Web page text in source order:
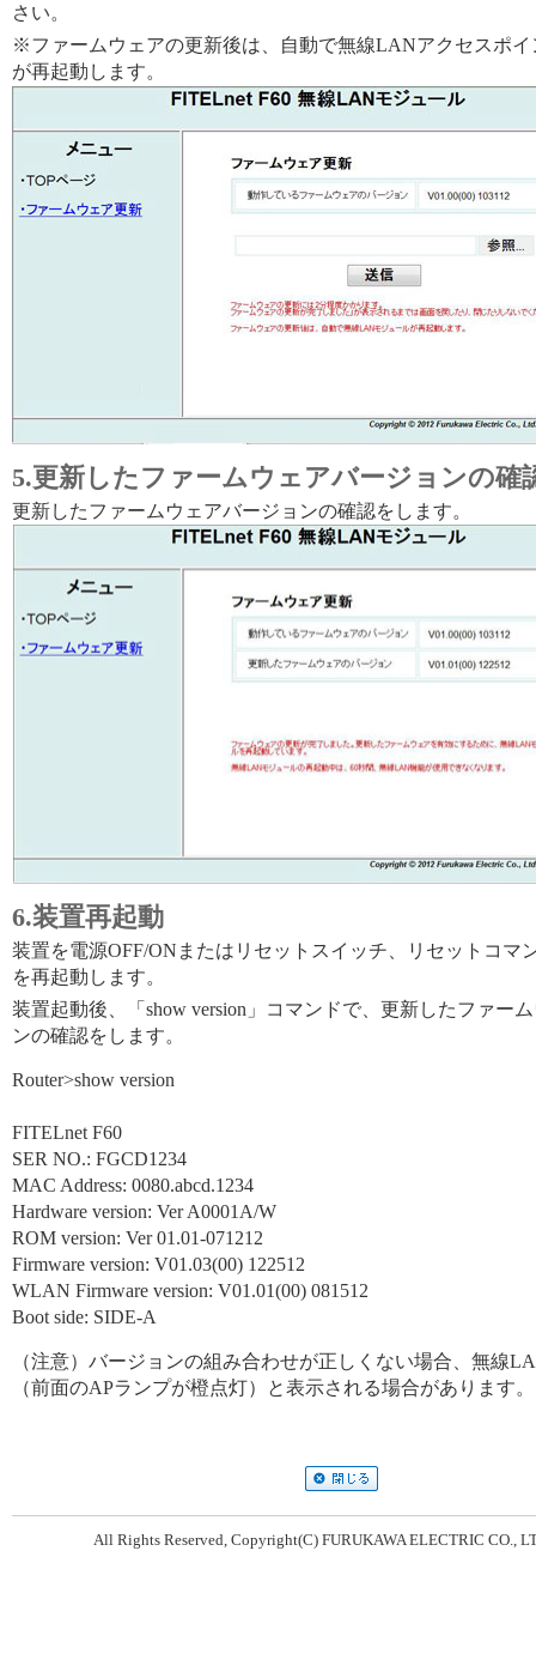
さい。
※ファームウェアの更新後は、自動で無線LANアクセスポイ
が再起動します。
5.更新したファームウェアバージョンの確
更新したファームウェアバージョンの確認をします。
6.装置再起動
装置を電源OFF/ONまたはリセットスイッチ、リセットコマ
を再起動します。
装置起動後、「show version」コマンドで、更新したファー
ンの確認をします。
Router>show version
FITELnet F60
SER NO.: FGCD1234
MAC Address: 0080.abcd.1234
Hardware version: Ver A0001A/W
ROM version: Ver 01.01-071212
Firmware version: V01.03(00) 122512
WLAN Firmware version: V01.01(00) 081512
Boot side: SIDE-A
（注意）バージョンの組み合わせが正しくない場合、無線
（前面のAPランプが橙点灯）と表示される場合があります。
All Rights Reserved, Copyright(C) FURUKAWA ELECTRIC CO.,